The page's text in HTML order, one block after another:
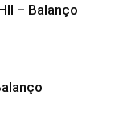
– Balanço